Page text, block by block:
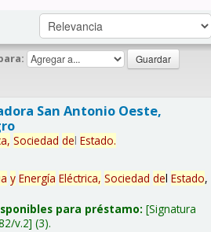
San Antonio Oeste,
Sociedad del Estado.
y Energía Eléctrica, Sociedad del Estado,
para préstamo: Signatura
v.2 (3).